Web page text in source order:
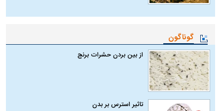
گوناگون
از بین بردن حشرات برنج
تاثیر استرس بر بدن